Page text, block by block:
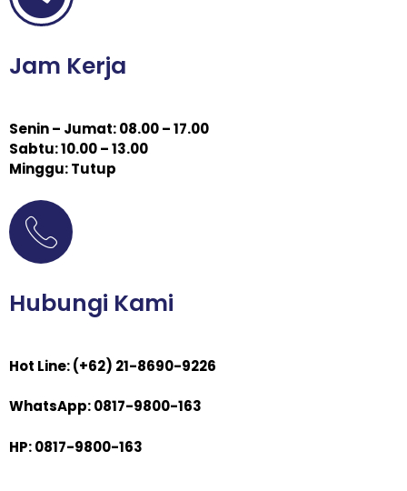
Jam Kerja
Senin – Jumat: 08.00 – 17.00
Sabtu: 10.00 – 13.00
Minggu: Tutup
Hubungi Kami
Hot Line: (+62) 21-8690-9226
WhatsApp: 0817-9800-163
HP: 0817-9800-163